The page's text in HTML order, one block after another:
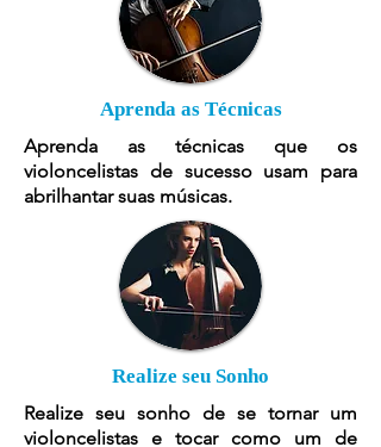
Aprenda as Técnicas
Aprenda as técnicas que os
violoncelistas de sucesso usam para
abrilhantar suas músicas.
Realize seu Sonho
Realize seu sonho de se tornar um
violoncelistas e tocar como um de